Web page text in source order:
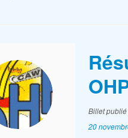
Billet
20